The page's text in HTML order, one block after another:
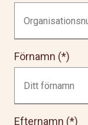
Förnamn
Efternamn